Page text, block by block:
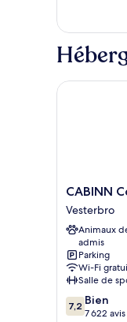
chambre :
Standard
Family
Room
le
type
de
Standard
CABINN
Copenhagen
Vesterbro
CABINN
Vesterbro
Animaux
admis
Parking
Wi-Fi
Salle de
7.2
sur
7,2 Bien
7 622 avis
CABINN